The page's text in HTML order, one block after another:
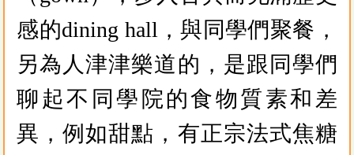
感的dining hall，與同學們聚餐，
另為人津津樂道的，是跟同學們
聊起不同學院的食物質素和差
異，例如甜點，有正宗法式焦糖